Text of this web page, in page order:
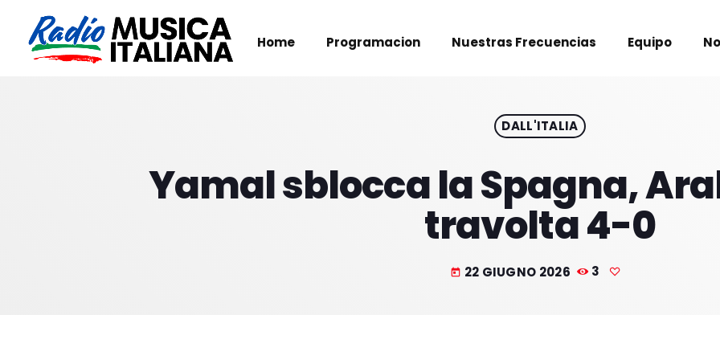
Home Programacion Nuestras Frecuencias Equipo
DALL'ITALIA
Yamal sblocca la Spagna,
travolta 4-0
today 22 GIUGNO 2026 3